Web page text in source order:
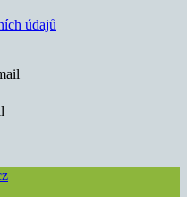
údajů